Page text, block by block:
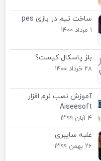
ساخت تیم در بازی pes
۱ مرداد ۱۴۰۰
بلز پاسکال کیست؟
۲۸ خرداد ۱۴۰۰
آموزش نصب نرم افزار
Aiseesoft
۴ آبان ۱۳۹۹
غلبه سایبری
۲۶ بهمن ۱۳۹۹